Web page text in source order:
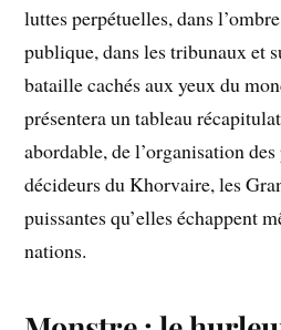
luttes perpétuelles, dans
publique, dans les tribunaux et
bataille cachés aux yeux du
présentera un tableau
abordable, de l’organisation
décideurs du Khorvaire, les
puissantes qu’elles échappent
nations.